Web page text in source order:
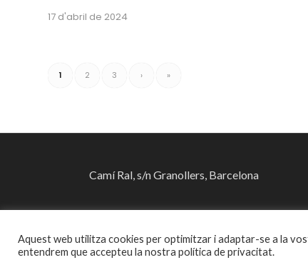
17 d'abril de 2024
1 2 3 › »
Camí Ral, s/n Granollers, Barcelona
41°34’00.0″N 2°16’19.5″E
Aquest web utilitza cookies per optimitzar i adaptar-se a la
entendrem que accepteu la nostra política de privacitat.